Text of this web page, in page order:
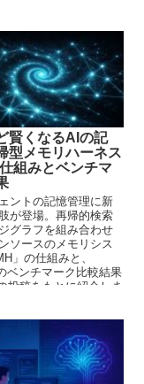
賢くなるAIの記
型メモリハーネス
組みとベンチマ
ントの記憶管理に新
が登場。再帰的検索
グラフを組み合わせ
ソースのメモリシス
」の仕組みと、
ベンチマーク比較結果
投稿をもとに紹介しま